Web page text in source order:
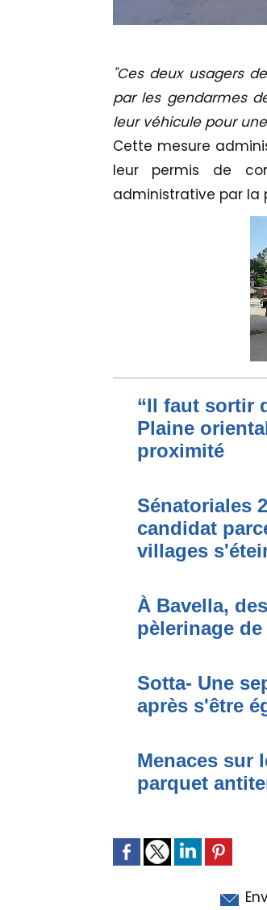
"Ces deux usagers
par les gendarmes
leur véhicule pour
Cette mesure
leur permis de
administrative par la
“Il faut sortir
Plaine
proximité
Sénatoriales
candidat
villages
À Bavella,
pèlerinage
Sotta- Une
après s'être
Menaces sur
parquet